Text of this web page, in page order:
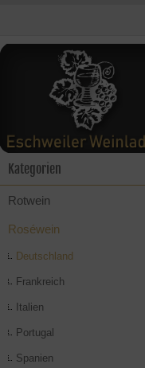
Kategorien
Rotwein
Roséwein
Deutschland
Frankreich
Italien
Portugal
Spanien